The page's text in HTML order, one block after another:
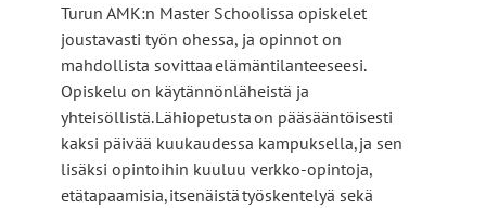
Turun AMK:n Master Schoolissa opiskelet
joustavasti työn ohessa, ja opinnot on
mahdollista sovittaa elämäntilanteeseesi.
Opiskelu on käytännönläheistä ja
yhteisöllistä. Lähiopetusta on pääsääntöisesti
kaksi päivää kuukaudessa kampuksella, ja sen
lisäksi opintoihin kuuluu verkko-opintoja,
etätapaamisia, itsenäistä työskentelyä sekä